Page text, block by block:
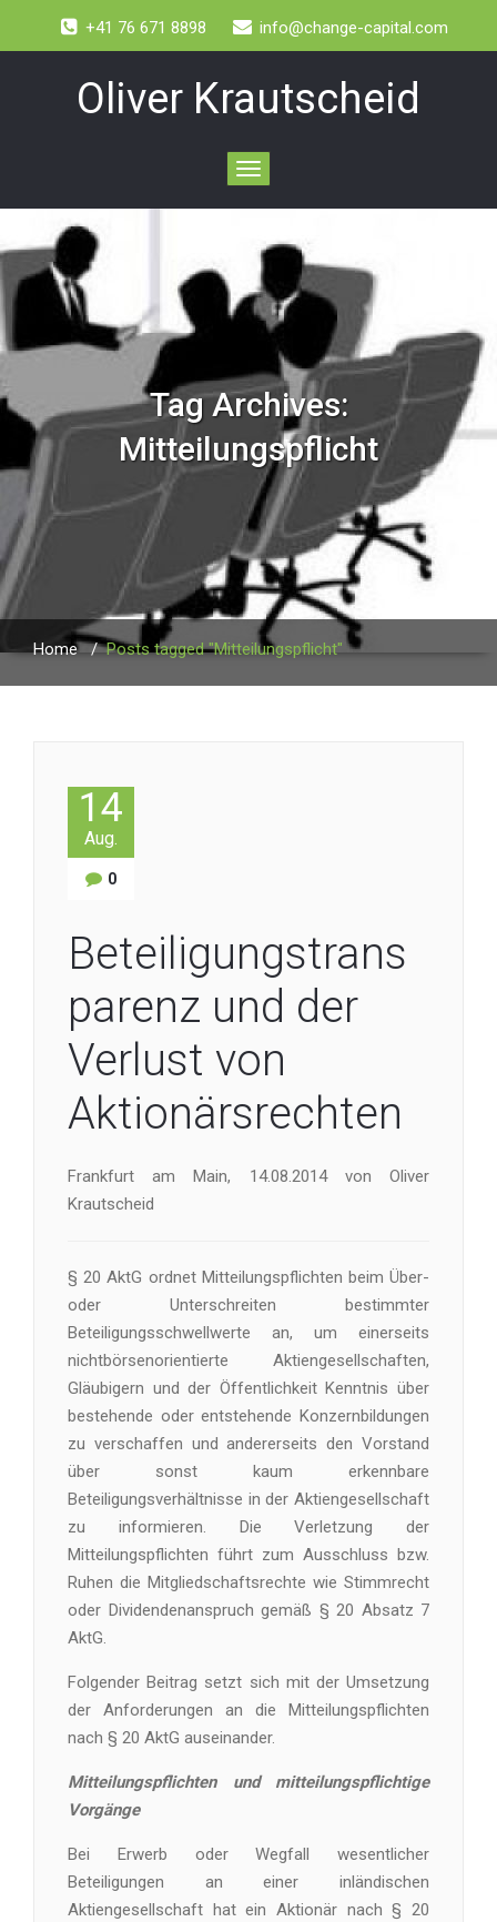
+41 76 671 8898 info@change-capital.com
Oliver Krautscheid
Toggle
navigation
Tag Archives:
Mitteilungspflicht
Home/Posts tagged "Mitteilungspflicht"
14
Aug.
0
Beteiligungstrans
parenz und der
Verlust von
Aktionärsrechten
Frankfurt am Main, 14.08.2014 von Oliver
Krautscheid
§ 20 AktG ordnet Mitteilungspflichten beim Über-
oder Unterschreiten bestimmter
Beteiligungsschwellwerte an, um einerseits
nichtbörsenorientierte Aktiengesellschaften,
Gläubigern und der Öffentlichkeit Kenntnis über
bestehende oder entstehende Konzernbildungen
zu verschaffen und andererseits den Vorstand
über sonst kaum erkennbare
Beteiligungsverhältnisse in der Aktiengesellschaft
zu informieren. Die Verletzung der
Mitteilungspflichten führt zum Ausschluss bzw.
Ruhen die Mitgliedschaftsrechte wie Stimmrecht
oder Dividendenanspruch gemäß § 20 Absatz 7
AktG.
Folgender Beitrag setzt sich mit der Umsetzung
der Anforderungen an die Mitteilungspflichten
nach § 20 AktG auseinander.
Mitteilungspflichten und mitteilungspflichtige
Vorgänge
Bei Erwerb oder Wegfall wesentlicher
Beteiligungen an einer inländischen
Aktiengesellschaft hat ein Aktionär nach § 20